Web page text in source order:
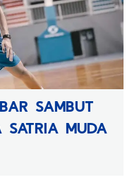
SAMBUT
SATRIA MUDA